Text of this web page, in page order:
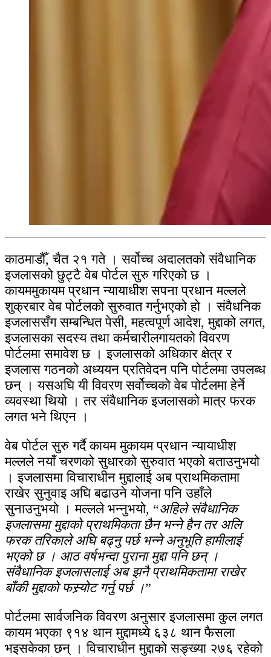
काठमाडौँ, चैत २१ गते । सर्वोच्च अदालतको संवैधानिक
इजलासको छुट्टै वेब पोर्टल सुरु गरिएको छ ।
कायममुकायम प्रधान न्यायाधीश सपना प्रधान मल्लले
शुक्रबार वेब पोर्टलको सुरुवात गर्नुभएको हो । संवैधनिक
इजलाससँग सम्बन्धित पेसी, महत्वपूर्ण आदेश, मुद्दाको लगत,
इजलासका सदस्य तथा कर्मचारीलगायतको विवरण
पोर्टलमा समावेश छ । इजलासको अधिकार क्षेत्र र
इजलास गठनको अध्ययन प्रतिवेदन पनि पोर्टलमा उपलब्ध
छन् । यसअघि यी विवरण सर्वोच्चको वेब पोर्टलमा हेर्ने
व्यवस्था थियो । तर संवैधानिक इजलासको मात्र फरक
लगत भने थिएन ।
वेब पोर्टल सुरु गर्दै कायम मुकायम प्रधान न्यायाधीश
मल्लले नयाँ चरणको सुधारको सुरुवात भएको बताउनुभयो
। इजलासमा विचाराधीन मुद्दालाई अब प्राथमिकतामा
राखेर सुनुवाइ अघि बढाउने योजना पनि उहाँले
सुनाउनुभयो । मल्लले भन्नुभयो, “अहिले संवैधानिक
इजलासमा मुद्दाको प्राथमिकता छैन भन्ने हैन तर अलि
फरक तरिकाले अघि बढ्नु पर्छ भन्ने अनुभूति हामीलाई
भएको छ । आठ वर्षभन्दा पुराना मुद्दा पनि छन् ।
संवैधानिक इजलासलाई अब झनै प्राथमिकतामा राखेर
बाँकी मुद्दाको फस्र्योट गर्नु पर्छ ।”
पोर्टलमा सार्वजनिक विवरण अनुसार इजलासमा कुल लगत
कायम भएका ९१४ थान मुद्दामध्ये ६३८ थान फैसला
भइसकेका छन् । विचाराधीन मुद्दाको सङ्ख्या २७६ रहेको